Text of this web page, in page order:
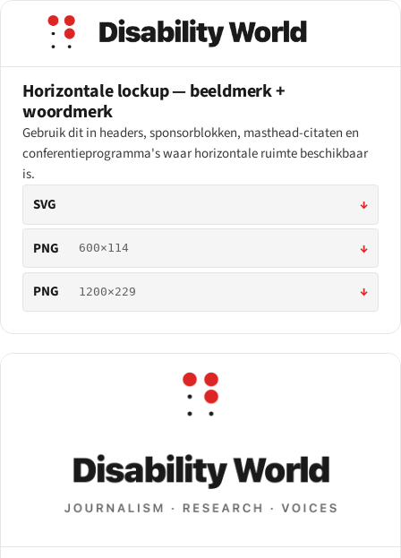
Horizontale lockup — beeldmerk +
woordmerk
Gebruik dit in headers, sponsorblokken, masthead-citaten en
conferentieprogramma's waar horizontale ruimte beschikbaar
is.
SVG
↓
PNG 600×114 ↓
PNG 1200×229 ↓